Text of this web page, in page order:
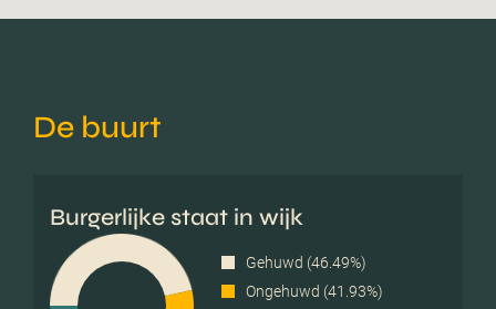
De buurt
Burgerlijke staat in wijk
Gehuwd (46.49%)
Ongehuwd (41.93%)